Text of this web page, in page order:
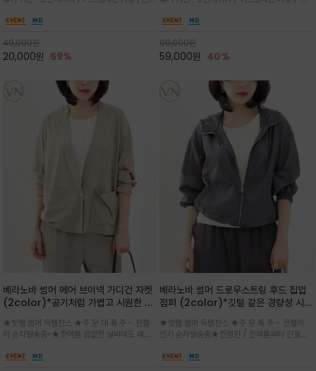
레터링과 감각적인 일러스트 프린트가 어우러져
49,000원
20,000원 59%
세요 ^^
게 체형을 커버해 우아한 비율을 완성
99,000원
59,000원 40%
베라노바 썸머 에어 브이넥 가디건 자켓
(2color)*공기처럼 가볍고 시원한 나
브이넥 디자인이라 부담없이 쓱쓱~걸치
는 꾸안꾸!!가볍고 바스락한 나일론 블렌
드 소재감이 세련된 무드를 더해주는 가
★핫템 썸머 득템찬스 ★주.문.대.폭.주 - 전컬
러 순차발송중~★한여름 꿉꿉한 날씨에도 쾌적
일 자켓은 가벼운 무게감과 방수성 덕분에 여름
베라노바 썸머 드로우스트링 후드 집업
점퍼 (2color)*깃털 같은 경량성 시원
(Volume Fit)가볍지만 입체적인 실
루엣을 유지하는 구조적 디자인
★핫템 썸머 득템찬스 ★주.문.폭.주 - 전컬러
인기 순차발송중★한정판 / 한여름부터 간절기
단 스토퍼 디테일로 핏 조절이 가능해 실용적/바